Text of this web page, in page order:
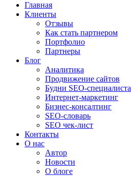
Главная
Клиенты
Отзывы
Как стать партнером
Портфолио
Партнеры
Блог
Аналитика
Продвижение сайтов
Будни SEO-специалиста
Интернет-маркетинг
Бизнес-консалтинг
SEO-словарь
SEO чек-лист
Контакты
О нас
Автор
Новости
О блоге